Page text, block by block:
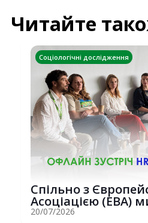
Читайте
Соціологічні дослідження
Спільно з
Асоціацією (EBA)
потужну о...
20/07/2026